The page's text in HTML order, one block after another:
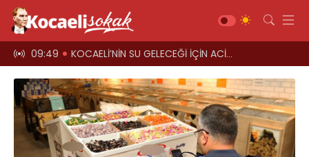
ACİL ÇAĞRI 09:44 "Vatandaşı Soyan Bu Düzene Kim Dur Diyecek?"
Siyaset
Asayiş
Ekonomi